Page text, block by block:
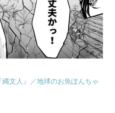
文人』／地球のお魚ぽんちゃ